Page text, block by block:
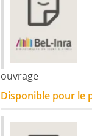
ouvrage
Disponible pour le